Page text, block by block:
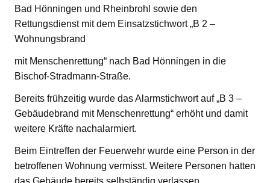
Bad Hönningen und Rheinbrohl sowie den
Rettungsdienst mit dem Einsatzstichwort „B 2 –
Wohnungsbrand
mit Menschenrettung“ nach Bad Hönningen in die
Bischof-Stradmann-Straße.
Bereits frühzeitig wurde das Alarmstichwort auf „B 3 –
Gebäudebrand mit Menschenrettung“ erhöht und damit
weitere Kräfte nachalarmiert.
Beim Eintreffen der Feuerwehr wurde eine Person in der
betroffenen Wohnung vermisst. Weitere Personen hatten
das Gebäude bereits selbständig verlassen.